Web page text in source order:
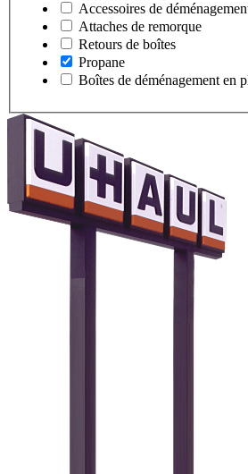
Accessoires de
Attaches de remorque
Retours de boîtes
Propane
Boîtes de déménagement en